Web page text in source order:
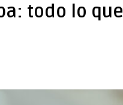
todo lo que